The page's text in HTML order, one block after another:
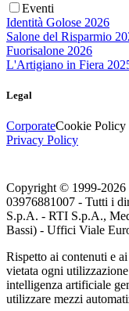
Eventi
Identità Golose 2026
Salone del Risparmio
Fuorisalone 2026
L'Artigiano in Fiera
Legal
CorporateCookie Policy
Privacy Policy
Copyright © 1999-2026
03976881007 - Tutti i
S.p.A. - RTI S.p.A.,
Bassi) - Uffici Viale
Rispetto ai contenuti e
vietata ogni
intelligenza artificiale
utilizzare mezzi